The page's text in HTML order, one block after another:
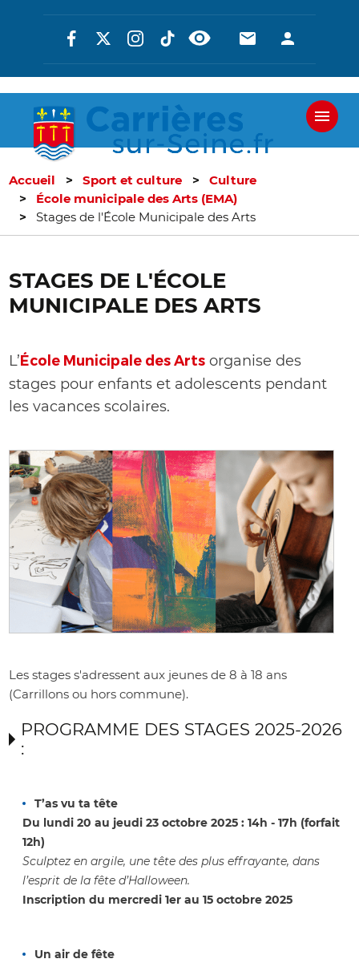
Aller
au
contenu
Réseaux
En-
-
En-
-
Accueil Sport et culture
Culture
École municipale des Arts (EMA)
Stages de l'École Municipale des Arts
STAGES DE L'ÉCOLE
MUNICIPALE DES ARTS
L’École Municipale des Arts organise des
stages pour enfants et adolescents pendant
les vacances scolaires.
Les stages s'adressent aux jeunes de 8 à 18 ans
(Carrillons ou hors commune).
PROGRAMME DES STAGES 2025-2026
:
T’as vu ta tête
Du lundi 20 au jeudi 23 octobre 2025 : 14h - 17h (forfait
12h)
Sculptez en argile, une tête des plus effrayante, dans
l’esprit de la fête d’Halloween.
Inscription du mercredi 1er au 15 octobre 2025
Un air de fête